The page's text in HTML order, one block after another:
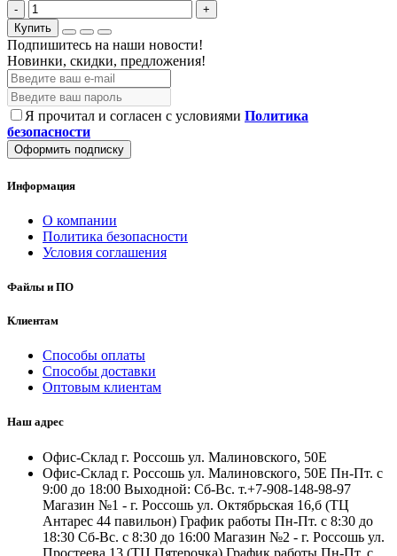
-
+
Купить
Подпишитесь на наши новости!
Новинки, скидки, предложения!
Я прочитал и согласен с условиями Политика
безопасности
Оформить подписку
Информация
О компании
Политика безопасности
Условия соглашения
Файлы и ПО
Клиентам
Способы оплаты
Способы доставки
Оптовым клиентам
Наш адрес
Офис-Склад г. Россошь ул. Малиновского, 50Е
Офис-Склад г. Россошь ул. Малиновского, 50Е Пн-Пт. с
9:00 до 18:00 Выходной: Сб-Вс. т.+7-908-148-98-97
Магазин №1 - г. Россошь ул. Октябрьская 16,б (ТЦ
Антарес 44 павильон) График работы Пн-Пт. с 8:30 до
18:30 Сб-Вс. с 8:30 до 16:00 Магазин №2 - г. Россошь ул.
Простеева 13 (ТЦ Пятерочка) График работы Пн-Пт. с